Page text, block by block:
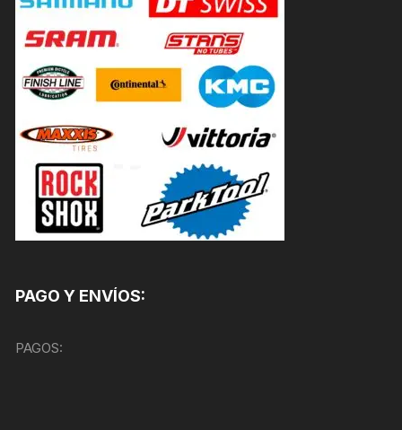
PAGO Y ENVÍOS:
PAGOS: